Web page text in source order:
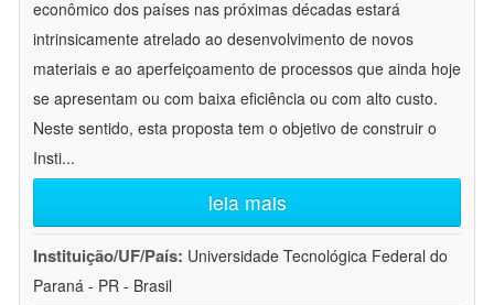
econômico dos países nas próximas décadas estará
intrinsicamente atrelado ao desenvolvimento de novos
materiais e ao aperfeiçoamento de processos que ainda hoje
se apresentam ou com baixa eficiência ou com alto custo.
Neste sentido, esta proposta tem o objetivo de construir o
Insti...
leia mais
Instituição/UF/País: Universidade Tecnológica Federal do
Paraná - PR - Brasil